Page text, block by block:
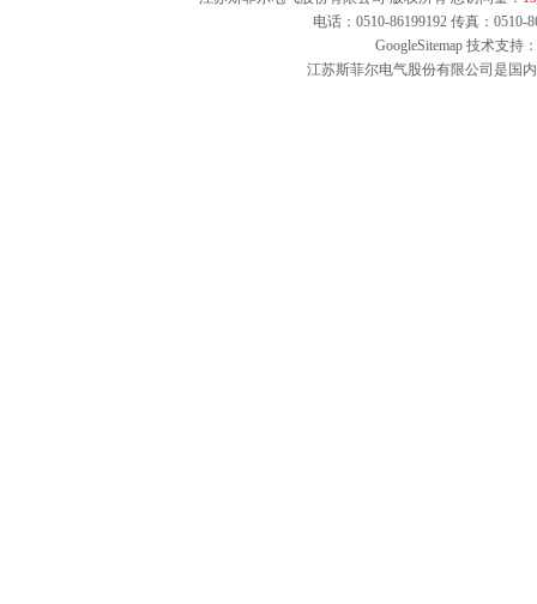
电话：0510-86199192 传真：
GoogleSitemap技术支持
江苏斯菲尔电气股份有限公司是国